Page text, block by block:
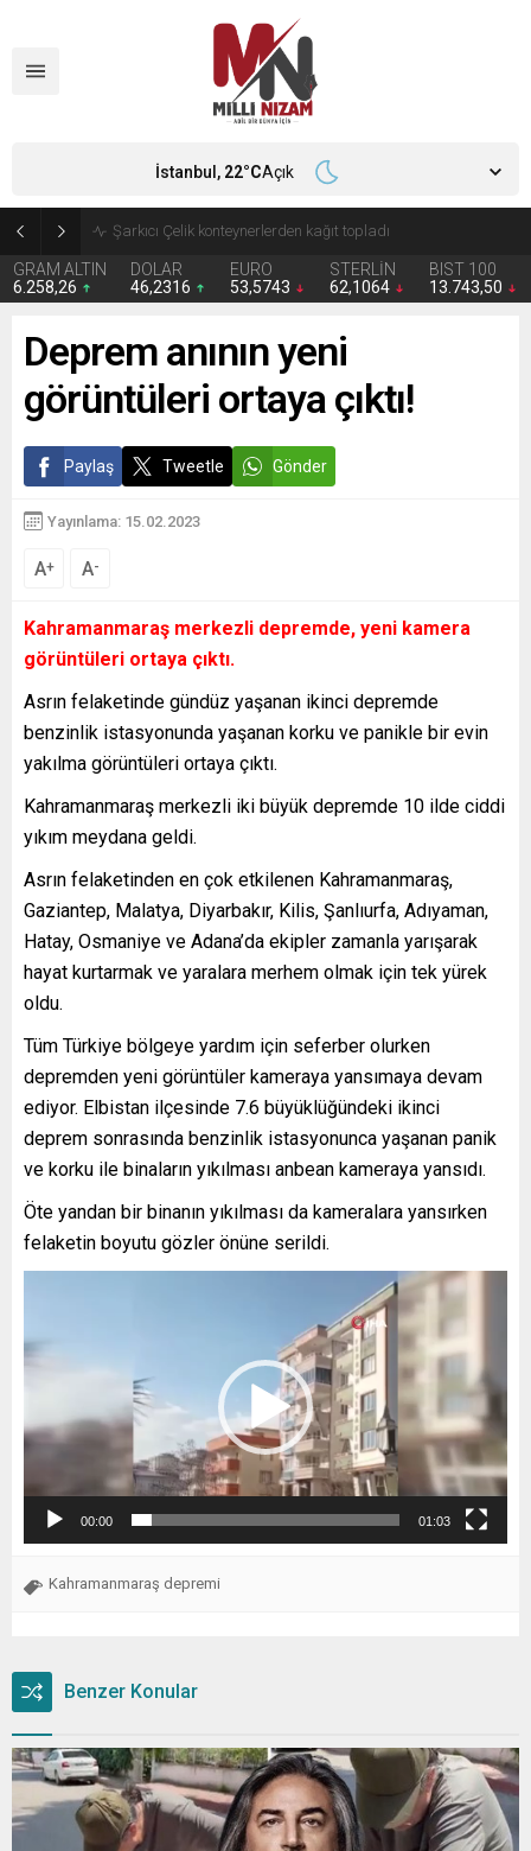
İran 2 ülkeyi birden vurdu
GRAM ALTIN
6.258,26
DOLAR
46,2316
EURO
53,5743
STERLİN
62,1064
BIST 100
13.743,50
İstanbul, 22°CAçık
Deprem anının yeni
görüntüleri ortaya çıktı!
Paylaş Tweetle Gönder
Yayınlama: 15.02.2023
A+ A-
Kahramanmaraş merkezli depremde, yeni kamera
görüntüleri ortaya çıktı.
Asrın felaketinde gündüz yaşanan ikinci depremde
benzinlik istasyonunda yaşanan korku ve panikle bir evin
yakılma görüntüleri ortaya çıktı.
Kahramanmaraş merkezli iki büyük depremde 10 ilde ciddi
yıkım meydana geldi.
Asrın felaketinden en çok etkilenen Kahramanmaraş,
Gaziantep, Malatya, Diyarbakır, Kilis, Şanlıurfa, Adıyaman,
Hatay, Osmaniye ve Adana’da ekipler zamanla yarışarak
hayat kurtarmak ve yaralara merhem olmak için tek yürek
oldu.
Tüm Türkiye bölgeye yardım için seferber olurken
depremden yeni görüntüler kameraya yansımaya devam
ediyor. Elbistan ilçesinde 7.6 büyüklüğündeki ikinci
deprem sonrasında benzinlik istasyonunca yaşanan panik
ve korku ile binaların yıkılması anbean kameraya yansıdı.
Öte yandan bir binanın yıkılması da kameralara yansırken
felaketin boyutu gözler önüne serildi.
00:00 01:03
Kahramanmaraş depremi
Benzer Konular